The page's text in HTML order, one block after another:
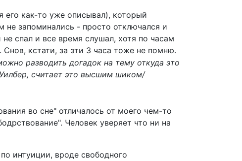
его как-то уже описывал), который
запоминались - просто отключался и
спал и все время слушал, хотя по часам
кстати, за эти 3 часа тоже не помню.
разводить догадок на тему откуда это
считает это высшим шиком/
во сне" отличалось от моего чем-то
Человек уверяет что ни на
интуиции, вроде свободного